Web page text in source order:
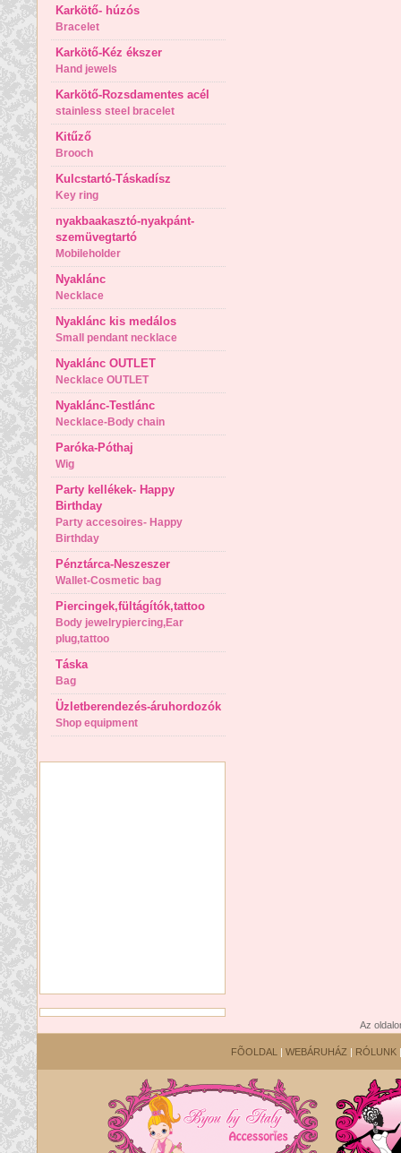
Karkötő- húzós
Bracelet
Karkötő-Kéz ékszer
Hand jewels
Karkötő-Rozsdamentes acél
stainless steel bracelet
Kitűző
Brooch
Kulcstartó-Táskadísz
Key ring
nyakbaakasztó-nyakpánt-
szemüvegtartó
Mobileholder
Nyaklánc
Necklace
Nyaklánc kis medálos
Small pendant necklace
Nyaklánc OUTLET
Necklace OUTLET
Nyaklánc-Testlánc
Necklace-Body chain
Paróka-Póthaj
Wig
Party kellékek- Happy
Birthday
Party accesoires- Happy
Birthday
Pénztárca-Neszeszer
Wallet-Cosmetic bag
Piercingek,fültágítók,tattoo
Body jewelrypiercing,Ear
plug,tattoo
Táska
Bag
Üzletberendezés-áruhordozók
Shop equipment
Az
FÕOLDAL | WEBÁRUHÁZ | RÓLUNK